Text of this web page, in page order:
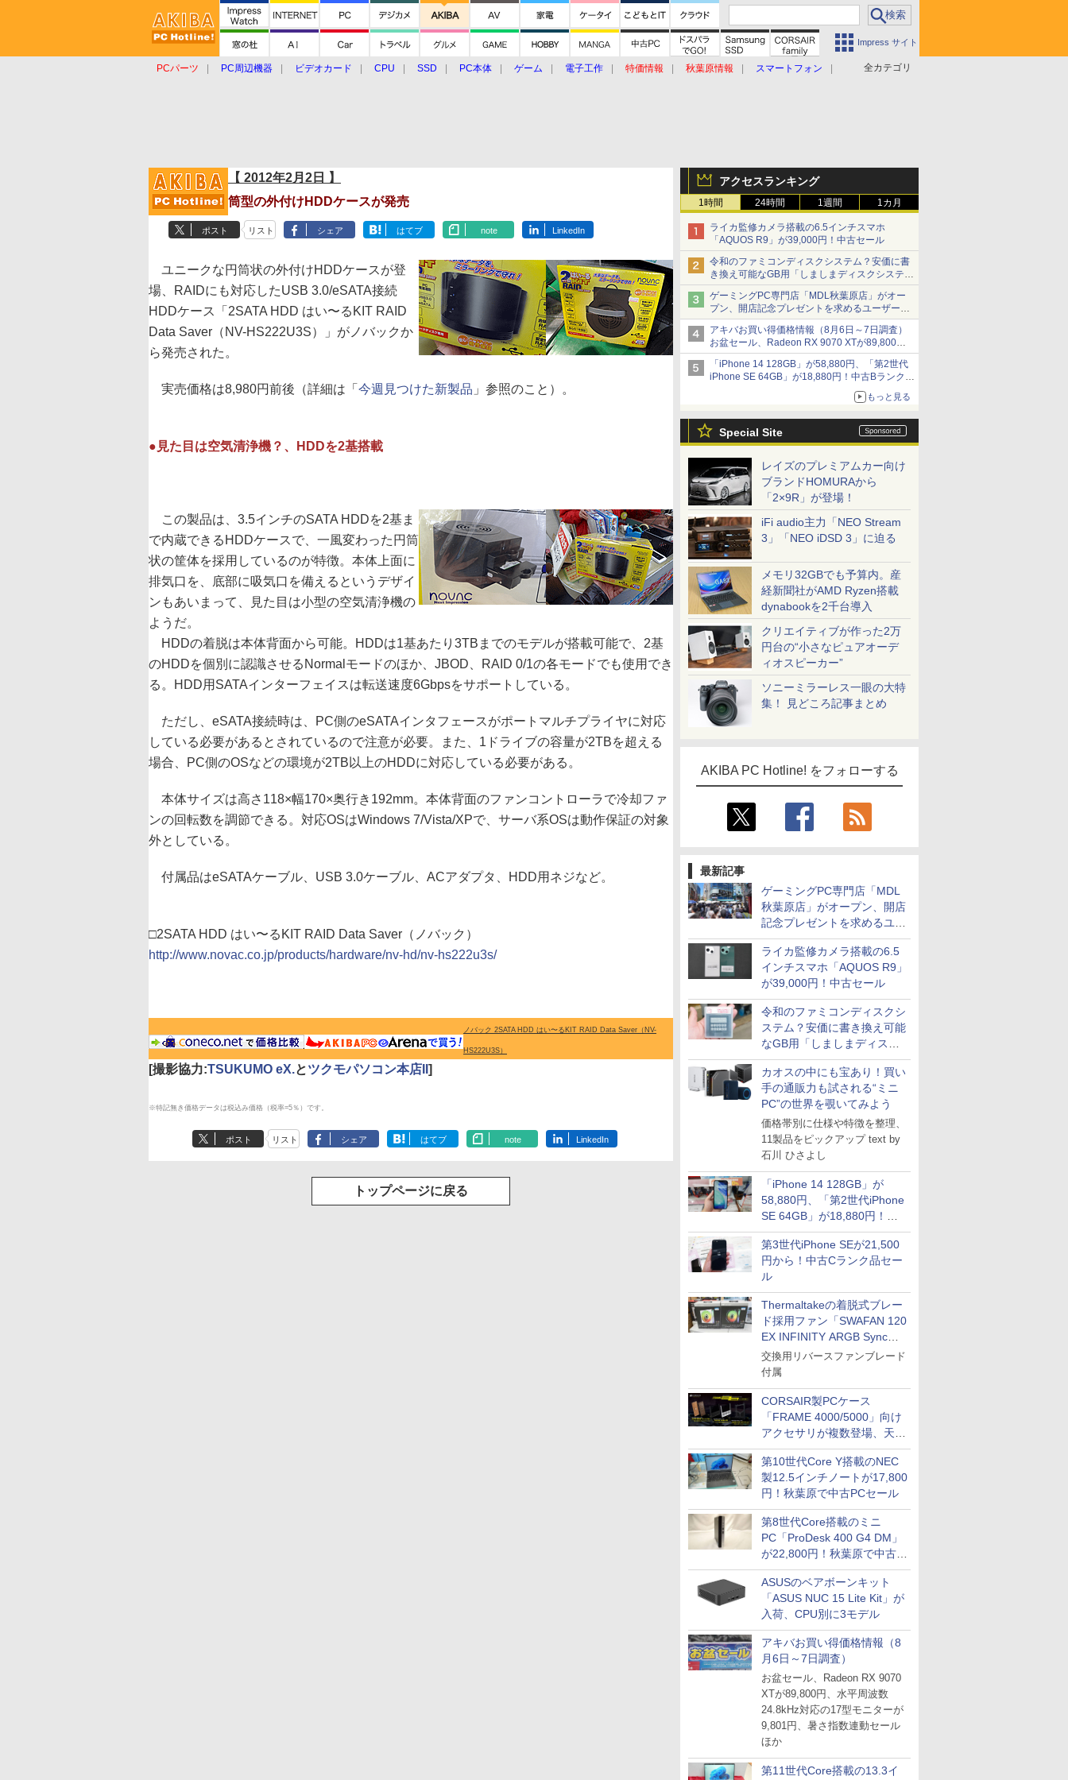
Impress サイト
全カテゴリ
PCパーツ PC周辺機器 ビデオカード CPU SSD PC本体 ゲーム 電子工作 特価情報 秋葉原情報
スマートフォン
アクセスランキング
1時間 24時間 1週間 1カ月
ライカ監修カメラ搭載の6.5インチスマホ
「AQUOS R9」が39,000円！中古セール
令和のファミコンディスクシステム？安価に書
き換え可能なGB用「しましまディスクシステ
ム」
ゲーミングPC専門店「MDL秋葉原店」がオー
プン、開店記念プレゼントを求めるユーザーが
押し寄せ長蛇の列に
アキバお買い得価格情報（8月6日～7日調査）
お盆セール、Radeon RX 9070 XTが89,800
円、水平周波数24.8kHz対応の17型モニターが
9,801円、暑さ指数連動セール ほか
「iPhone 14 128GB」が58,880円、「第2世代
iPhone SE 64GB」が18,880円！中古Bランク品
もっと見る
Special Site
レイズのプレミアムカー向け
ブランドHOMURAから
「2×9R」が登場！
iFi audio主力「NEO Stream
3」「NEO iDSD 3」に迫る
メモリ32GBでも予算内。産
経新聞社がAMD Ryzen搭載
dynabookを2千台導入
クリエイティブが作った2万
円台の“小さなピュアオーデ
ィオスピーカー”
ソニーミラーレス一眼の大特
集！ 見どころ記事まとめ
AKIBA PC Hotline! をフォローする
最新記事
ゲーミングPC専門店「MDL
秋葉原店」がオープン、開店
記念プレゼントを求めるユー
ザーが押し寄せ長蛇の列に
ライカ監修カメラ搭載の6.5
インチスマホ「AQUOS R9」
が39,000円！中古セール
令和のファミコンディスクシ
ステム？安価に書き換え可能
なGB用「しましまディスク
システム」
カオスの中にも宝あり！買い
手の通販力も試される“ミニ
PC”の世界を覗いてみよう
価格帯別に仕様や特徴を整理、
11製品をピックアップ text by
石川 ひさよし
「iPhone 14 128GB」が
58,880円、「第2世代iPhone
SE 64GB」が18,880円！中
古Bランク品セール
第3世代iPhone SEが21,500
円から！中古Cランク品セー
ル
Thermaltakeの着脱式ブレー
ド採用ファン「SWAFAN 120
EX INFINITY ARGB Sync」
に単品パッケージ
交換用リバースファンブレード
付属
CORSAIR製PCケース
「FRAME 4000/5000」向け
アクセサリが複数登場、天然
木製パネルや背面コネクタ対
応トレイなど
第10世代Core Y搭載のNEC
製12.5インチノートが17,800
円！秋葉原で中古PCセール
第8世代Core搭載のミニ
PC「ProDesk 400 G4 DM」
が22,800円！秋葉原で中古
PCセール
ASUSのベアボーンキット
「ASUS NUC 15 Lite Kit」が
入荷、CPU別に3モデル
アキバお買い得価格情報（8
月6日～7日調査）
お盆セール、Radeon RX 9070
XTが89,800円、水平周波数
24.8kHz対応の17型モニターが
9,801円、暑さ指数連動セール
ほか
第11世代Core搭載の13.3イ
【 2012年2月2日 】
筒型の外付けHDDケースが発売
ポスト リスト シェア はてブ note LinkedIn
ユニークな円筒状の外付けHDDケースが登
場、RAIDにも対応したUSB 3.0/eSATA接続
HDDケース「2SATA HDD はい〜るKIT RAID
Data Saver（NV-HS222U3S）」がノバックか
ら発売された。
実売価格は8,980円前後（詳細は「 今週見つけた新製品 」参照のこと）。
●見た目は空気清浄機？、HDDを2基搭載
この製品は、3.5インチのSATA HDDを2基ま
で内蔵できるHDDケースで、一風変わった円筒
状の筐体を採用しているのが特徴。本体上面に
排気口を、底部に吸気口を備えるというデザイ
ンもあいまって、見た目は小型の空気清浄機の
ようだ。
HDDの着脱は本体背面から可能。HDDは1基あたり3TBまでのモデルが搭載可能で、2基
のHDDを個別に認識させるNormalモードのほか、JBOD、RAID 0/1の各モードでも使用でき
る。HDD用SATAインターフェイスは転送速度6Gbpsをサポートしている。
ただし、eSATA接続時は、PC側のeSATAインタフェースがポートマルチプライヤに対応
している必要があるとされているので注意が必要。また、1ドライブの容量が2TBを超える
場合、PC側のOSなどの環境が2TB以上のHDDに対応している必要がある。
本体サイズは高さ118×幅170×奥行き192mm。本体背面のファンコントローラで冷却ファ
ンの回転数を調節できる。対応OSはWindows 7/Vista/XPで、サーバ系OSは動作保証の対象
外としている。
付属品はeSATAケーブル、USB 3.0ケーブル、ACアダプタ、HDD用ネジなど。
□2SATA HDD はい〜るKIT RAID Data Saver（ノバック）
http://www.novac.co.jp/products/hardware/nv-hd/nv-hs222u3s/
ノバック 2SATA HDD はい〜るKIT RAID Data Saver（NV-
HS222U3S）
[撮影協力:TSUKUMO eX.とツクモパソコン本店II ]
※特記無き価格データは税込み価格（税率=5％）です。
ポスト リスト シェア はてブ note LinkedIn
トップページに戻る